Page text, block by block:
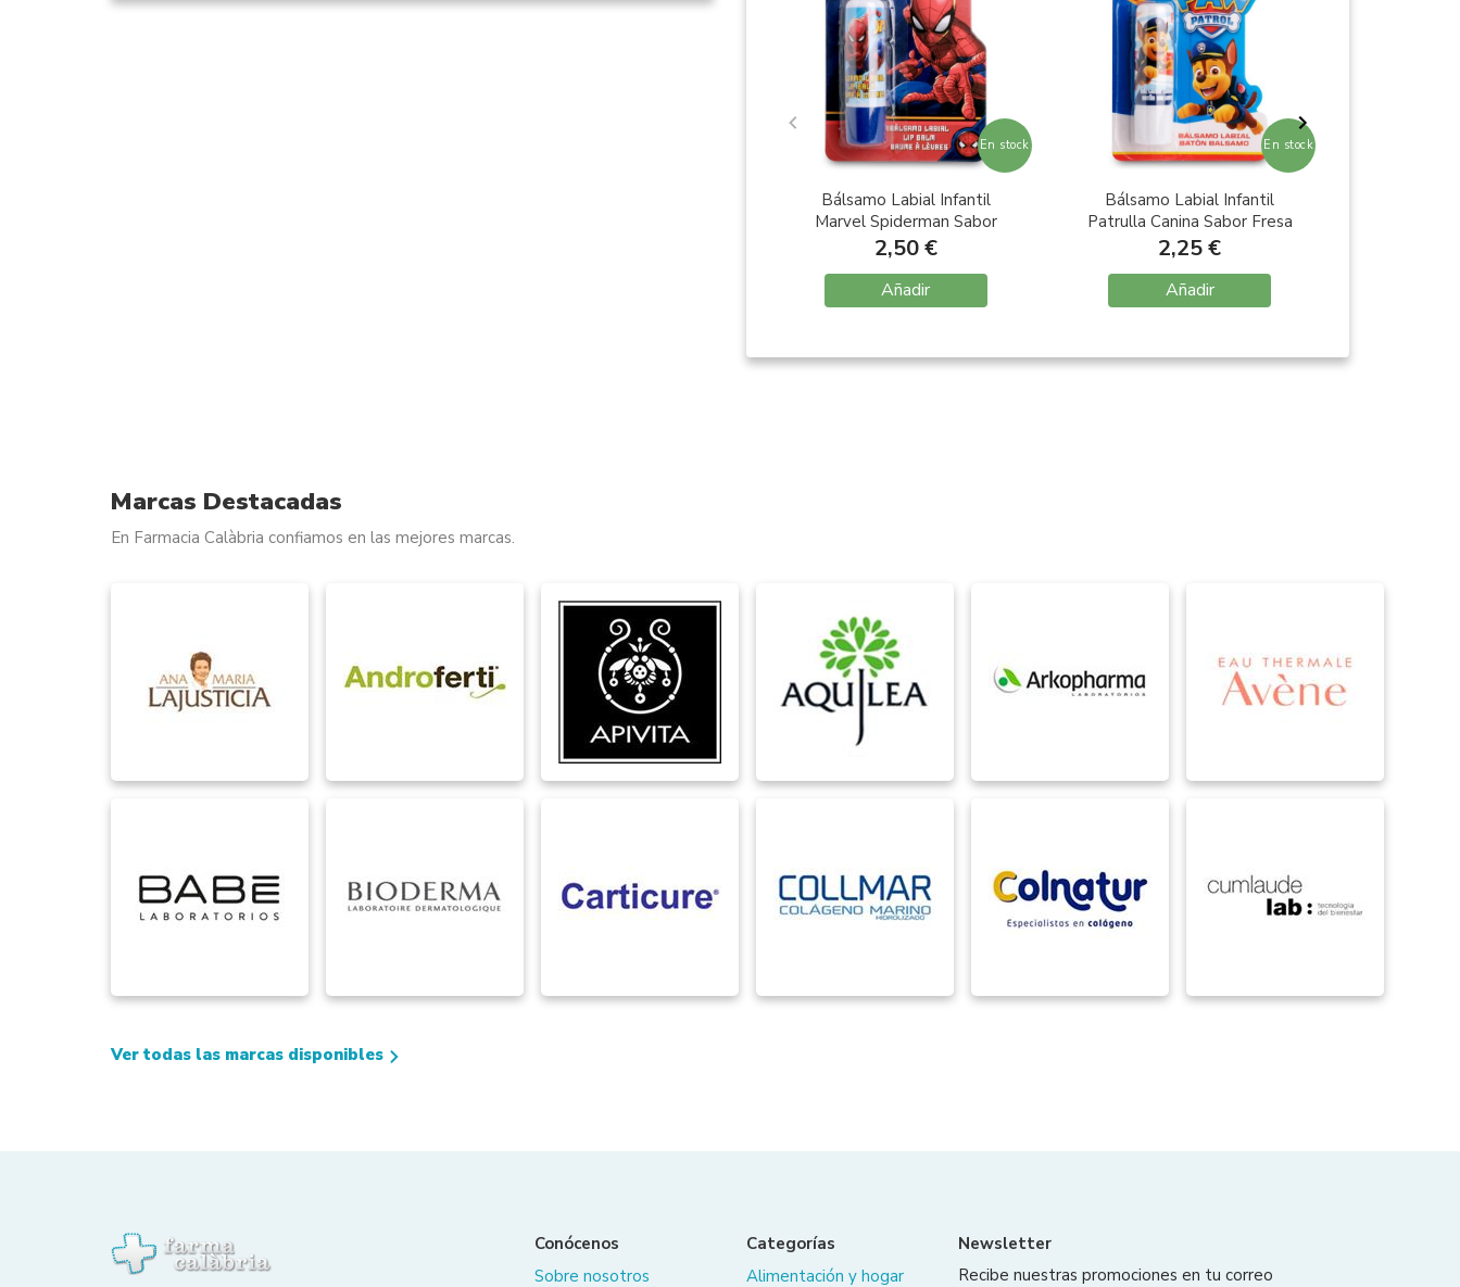
En stock
Bálsamo Labial Infantil
Marvel Spiderman Sabor
Fresa 4gr
2,50 €
Añadir
En stock
Bálsamo Labial Infantil
Patrulla Canina Sabor Fresa
4gr
2,25 €
Añadir
Item
Marcas Destacadas
En Farmacia Calàbria confiamos en las mejores marcas.
Ver todas las marcas disponibles
Conócenos
Sobre nosotros
Categorías
Alimentación y hogar
Newsletter
Recibe nuestras promociones en tu correo